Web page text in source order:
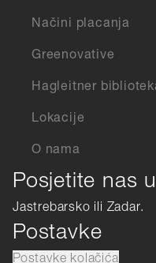
Načini placanja
Greenovative
Hagleitner
Lokacije
O nama
Posjetite nas
Jastrebarsko ili Zadar.
Postavke
Postavke kolačića